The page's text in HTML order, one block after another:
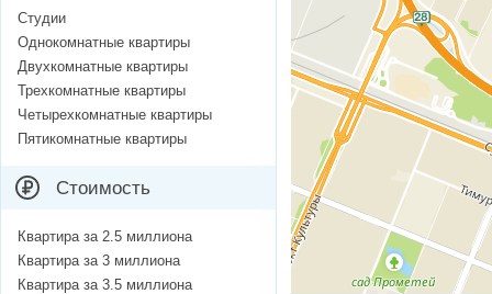
Студии
Однокомнатные квартиры
Двухкомнатные квартиры
Трехкомнатные квартиры
Четырехкомнатные квартиры
Пятикомнатные квартиры
Стоимость
Квартира за 2.5 миллиона
Квартира за 3 миллиона
Квартира за 3.5 миллиона